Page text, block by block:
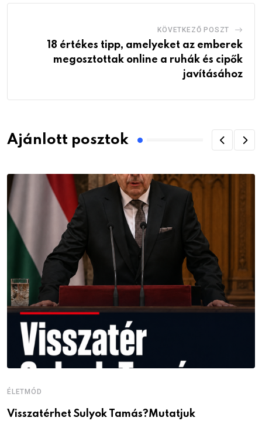
KÖVETKEZŐ POSZT
18 értékes tipp, amelyeket az emberek
megosztottak online a ruhák és cipők
javításához
Ajánlott posztok
ÉLETMÓD
Visszatérhet Sulyok Tamás?Mutatjuk